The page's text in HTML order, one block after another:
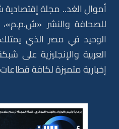
أموال الغد.. مجلة
للصحافة والنشر «ش.م.م»،
الوحيد في مصر الذي يمتلك
العربية والإنجليزية على
إخبارية متميزة لكافة